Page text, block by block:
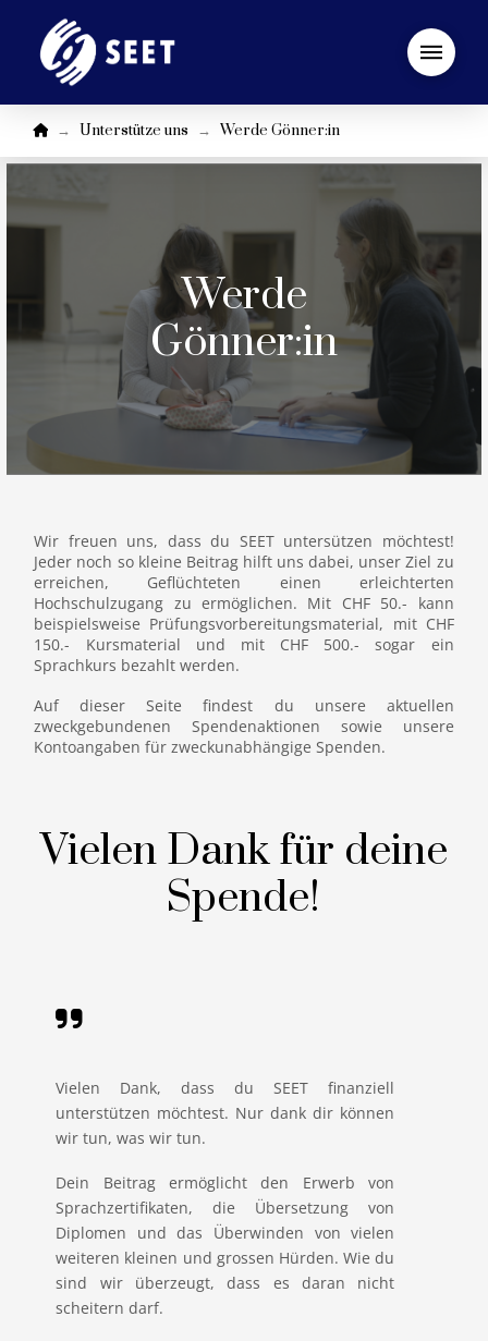
Startseite
→ Unterstütze uns → Werde Gönner:in
Werde
Gönner:in
Wir freuen uns, dass du SEET untersützen möchtest!
Jeder noch so kleine Beitrag hilft uns dabei, unser Ziel zu
erreichen, Geflüchteten einen erleichterten
Hochschulzugang zu ermöglichen. Mit CHF 50.- kann
beispielsweise Prüfungsvorbereitungsmaterial, mit CHF
150.- Kursmaterial und mit CHF 500.- sogar ein
Sprachkurs bezahlt werden.
Auf dieser Seite findest du unsere aktuellen
zweckgebundenen Spendenaktionen sowie unsere
Kontoangaben für zweckunabhängige Spenden.
Vielen Dank für deine
Spende!
Vielen Dank, dass du SEET finanziell
unterstützen möchtest. Nur dank dir können
wir tun, was wir tun.
Dein Beitrag ermöglicht den Erwerb von
Sprachzertifikaten, die Übersetzung von
Diplomen und das Überwinden von vielen
weiteren kleinen und grossen Hürden. Wie du
sind wir überzeugt, dass es daran nicht
scheitern darf.